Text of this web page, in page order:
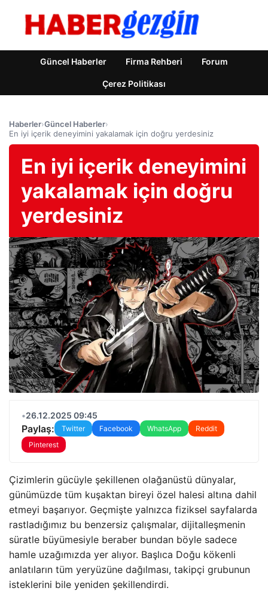
Güncel Haberler Firma Rehberi Forum
Çerez Politikası
Haberler›Güncel Haberler›
En iyi içerik deneyimini yakalamak için doğru yerdesiniz
En iyi içerik deneyimini
yakalamak için doğru
yerdesiniz
•26.12.2025 09:45
Paylaş: Twitter Facebook WhatsApp
Reddit
Pinterest
Çizimlerin gücüyle şekillenen olağanüstü dünyalar,
günümüzde tüm kuşaktan bireyi özel halesi altına dahil
etmeyi başarıyor. Geçmişte yalnızca fiziksel sayfalarda
rastladığımız bu benzersiz çalışmalar, dijitalleşmenin
süratle büyümesiyle beraber bundan böyle sadece
hamle uzağımızda yer alıyor. Başlıca Doğu kökenli
anlatıların tüm yeryüzüne dağılması, takipçi grubunun
isteklerini bile yeniden şekillendirdi.